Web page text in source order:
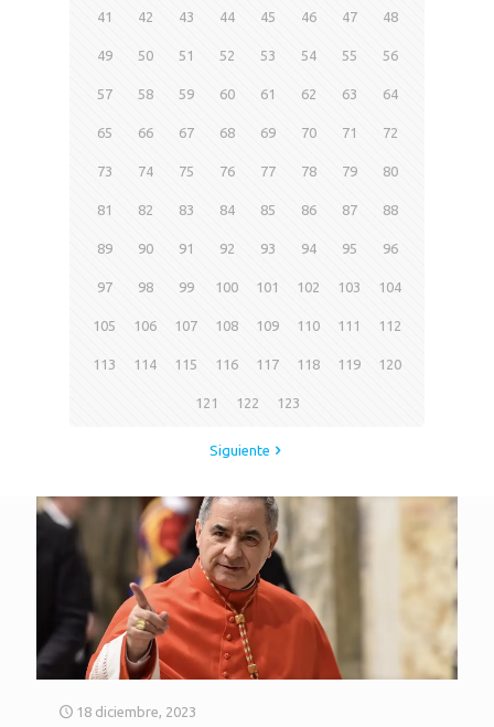
41 42 43 44 45 46 47 48
49 50 51 52 53 54 55 56
57 58 59 60 61 62 63 64
65 66 67 68 69 70 71 72
73 74 75 76 77 78 79 80
81 82 83 84 85 86 87 88
89 90 91 92 93 94 95 96
97 98 99 100 101 102 103 104
105 106 107 108 109 110 111 112
113 114 115 116 117 118 119 120
121 122 123
Siguiente
18 diciembre, 2023